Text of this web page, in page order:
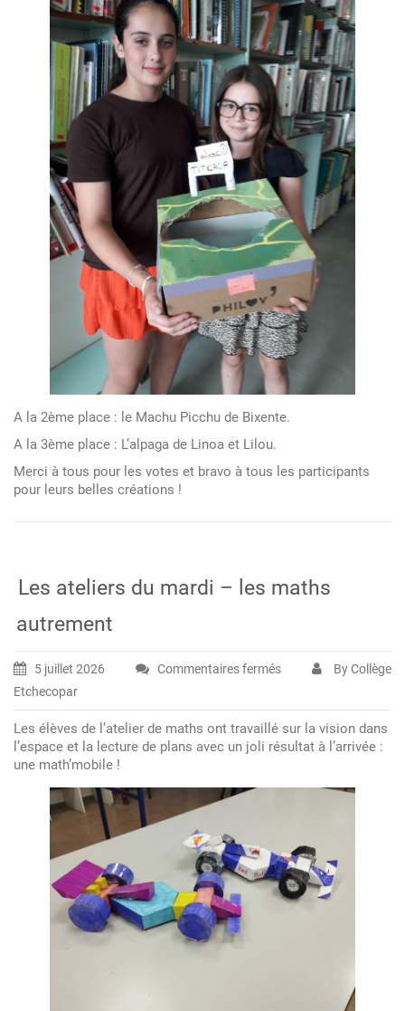
A la 2ème place : le Machu Picchu de Bixente.
A la 3ème place : L’alpaga de Linoa et Lilou.
Merci à tous pour les votes et bravo à tous les participants
pour leurs belles créations !
Les ateliers du mardi – les maths
autrement
5 juillet 2026 Commentaires ferméssur
du
–
autrement
By Collège
Etchecopar
Les élèves de l’atelier de maths ont travaillé sur la vision dans
l’espace et la lecture de plans avec un joli résultat à l’arrivée :
une math’mobile !